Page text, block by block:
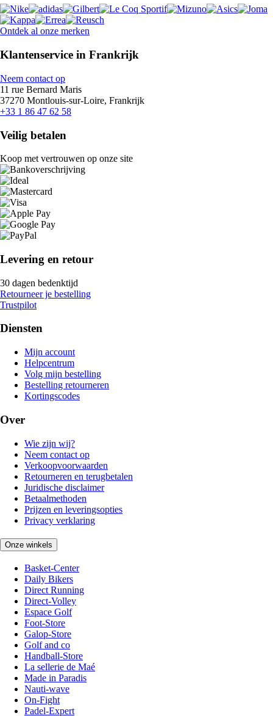
Ontdek al onze merken
Klantenservice in Frankrijk
Neem contact op
11 rue Bernard Maris
37270 Montlouis-sur-Loire, Frankrijk
+33 1 86 47 62 58
Veilig betalen
Koop met vertrouwen op onze site
Levering en retour
30 dagen bedenktijd
Retourneer je bestelling
Trustpilot
Diensten
Mijn account
Helpcentrum
Volg mijn bestelling
Bestelling retourneren
Kortingscodes
Over
Wie zijn wij?
Neem contact op
Verkoopvoorwaarden
Retourneren en terugbetalen
Juridische disclaimer
Betaalmethoden
Prijzen en leveringsopties
Privacy verklaring
Onze winkels
Basket-Center
Daily Bikers
Direct Running
Direct-Volley
Espace Golf
Foot-Store
Galop-Store
Golf and co
Handball-Store
La sellerie de Maé
Made in Paradis
Nauti-wave
On-Fight
Padel-Expert